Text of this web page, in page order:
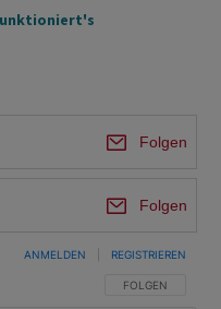
Folgen
Folgen
FOLGE DIESER
FOLGEN
ANMELDEN REGISTRIEREN